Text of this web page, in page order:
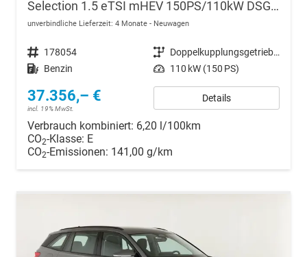
Selection 1.5 eTSI mHEV 150PS/110kW DSG 2026
unverbindliche Lieferzeit: 4 Monate Neuwagen
Fahrzeugnr. 178054 Getriebe
Doppelkupplungsgetriebe (DSG)
Kraftstoff Benzin Leistung 110 kW (150 PS)
37.356,– €
incl. 19% MwSt.
Details
Verbrauch kombiniert: 6,20 l/100km
CO2-Klasse: E
CO2-Emissionen: 141,00 g/km